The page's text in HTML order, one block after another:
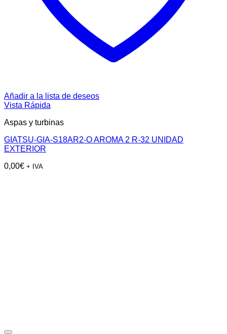
Añadir a la lista de deseos
Vista Rápida
Aspas y turbinas
GIATSU-GIA-S18AR2-O AROMA 2 R-32 UNIDAD
EXTERIOR
0,00€ + IVA